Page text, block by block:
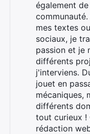
également
mes textes
sociaux, je
passion et je
différents
j'interviens.
jouet en
mécaniques,
différents
tout curieux !
rédaction